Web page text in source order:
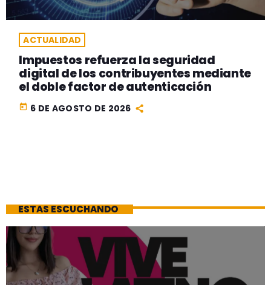
ACTUALIDAD
Impuestos refuerza la seguridad
digital de los contribuyentes mediante
el doble factor de autenticación
today 6 DE AGOSTO DE 2026
ESTAS ESCUCHANDO